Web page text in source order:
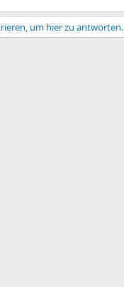
um hier zu antworten.